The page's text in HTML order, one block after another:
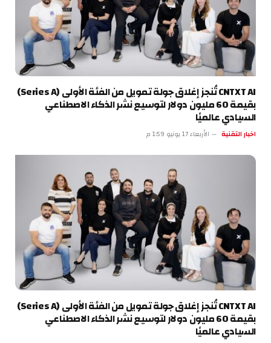
CNTXT AI تُنجز إغلاق جولة تمويل من الفئة الأولى (Series A)
بقيمة 60 مليون دولار لتوسيع نشر الذكاء الاصطناعي
السيادي عالميًا
اخبار التقنية الأربعاء 17 يونيو 1:59 م
CNTXT AI تُنجز إغلاق جولة تمويل من الفئة الأولى (Series A)
بقيمة 60 مليون دولار لتوسيع نشر الذكاء الاصطناعي
السيادي عالميًا